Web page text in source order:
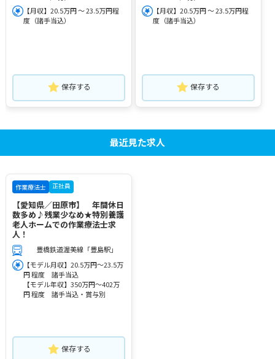
【月収】20.5万円 ～ 23.5万円程
度（諸手当込）
保存する
【月収】20.5万円 ～ 23.5万円程
度（諸手当込）
保存する
最近見た求人
作業療法士 正社員
【愛知県／田原市】 年間休日
数多め♪残業少なめ★特別養護
老人ホームでの作業療法士求
人！
豊橋鉄道渥美線「豊島駅」
【モデル月収】20.5万円～23.5万
円 程度 諸手当込
【モデル年収】350万円～402万
円 程度 諸手当込・賞与別
保存する